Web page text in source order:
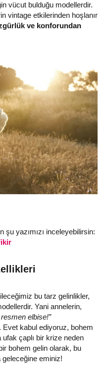
vücut bulduğu modellerdir.
vintage etkilerinden hoşlanır
ve konforundan
şu yazımızı inceleyebilirsin:
bu tarz gelinlikler,
Yani annelerin,
elbise!”
kabul ediyoruz, bohem
çaplı bir krize neden
bohem gelin olarak, bu
eminiz!